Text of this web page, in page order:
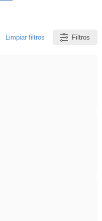
Limpiar filtros Filtros